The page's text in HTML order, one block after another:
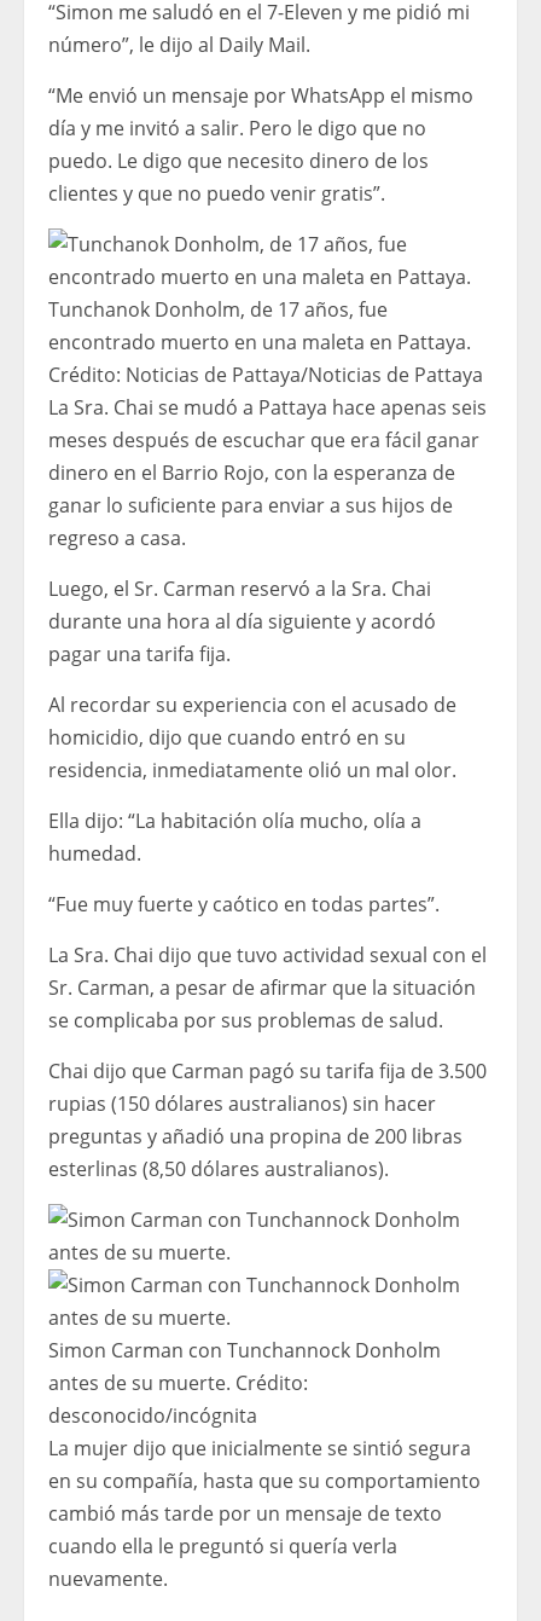
“Simon me saludó en el 7-Eleven y me pidió mi
número”, le dijo al Daily Mail.
“Me envió un mensaje por WhatsApp el mismo
día y me invitó a salir. Pero le digo que no
puedo. Le digo que necesito dinero de los
clientes y que no puedo venir gratis”.
Tunchanok Donholm, de 17 años, fue
encontrado muerto en una maleta en Pattaya.
Crédito: Noticias de Pattaya/Noticias de Pattaya
La Sra. Chai se mudó a Pattaya hace apenas seis
meses después de escuchar que era fácil ganar
dinero en el Barrio Rojo, con la esperanza de
ganar lo suficiente para enviar a sus hijos de
regreso a casa.
Luego, el Sr. Carman reservó a la Sra. Chai
durante una hora al día siguiente y acordó
pagar una tarifa fija.
Al recordar su experiencia con el acusado de
homicidio, dijo que cuando entró en su
residencia, inmediatamente olió un mal olor.
Ella dijo: “La habitación olía mucho, olía a
humedad.
“Fue muy fuerte y caótico en todas partes”.
La Sra. Chai dijo que tuvo actividad sexual con el
Sr. Carman, a pesar de afirmar que la situación
se complicaba por sus problemas de salud.
Chai dijo que Carman pagó su tarifa fija de 3.500
rupias (150 dólares australianos) sin hacer
preguntas y añadió una propina de 200 libras
esterlinas (8,50 dólares australianos).
Simon Carman con Tunchannock Donholm
antes de su muerte. Crédito:
desconocido/incógnita
La mujer dijo que inicialmente se sintió segura
en su compañía, hasta que su comportamiento
cambió más tarde por un mensaje de texto
cuando ella le preguntó si quería verla
nuevamente.